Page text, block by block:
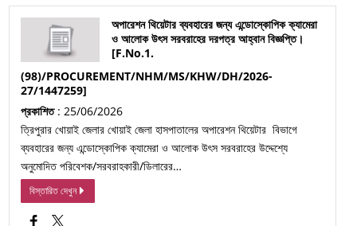
অপারেশন থিয়েটার ব্যবহারের জন্য এন্ডোস্কোপিক ক্যামেরা
ও আলোক উৎস সরবরাহের দরপত্র আহ্বান বিজ্ঞপ্তি।
[F.No.1.
(98)/PROCUREMENT/NHM/MS/KHW/DH/2026-
27/1447259]
প্রকাশিত: 25/06/2026
ত্রিপুরার খোয়াই জেলার খোয়াই জেলা হাসপাতালের অপারেশন থিয়েটার বিভাগে
ব্যবহারের জন্য এন্ডোস্কোপিক ক্যামেরা ও আলোক উৎস সরবরাহের উদ্দেশ্যে
অনুমোদিত পরিবেশক/সরবরাহকারী/ডিলারের…
বিস্তারিত দেখুন